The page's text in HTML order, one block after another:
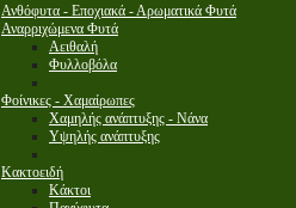
Ανθόφυτα - Εποχιακά - Αρωματικά Φυτά
Αναρριχώμενα Φυτά
Αειθαλή
Φυλλοβόλα
Φοίνικες - Χαμαίρωπες
Χαμηλής ανάπτυξης - Νάνα
Υψηλής ανάπτυξης
Κακτοειδή
Κάκτοι